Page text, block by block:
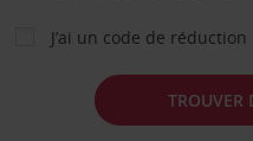
J’ai un code de réduction
TROUVER